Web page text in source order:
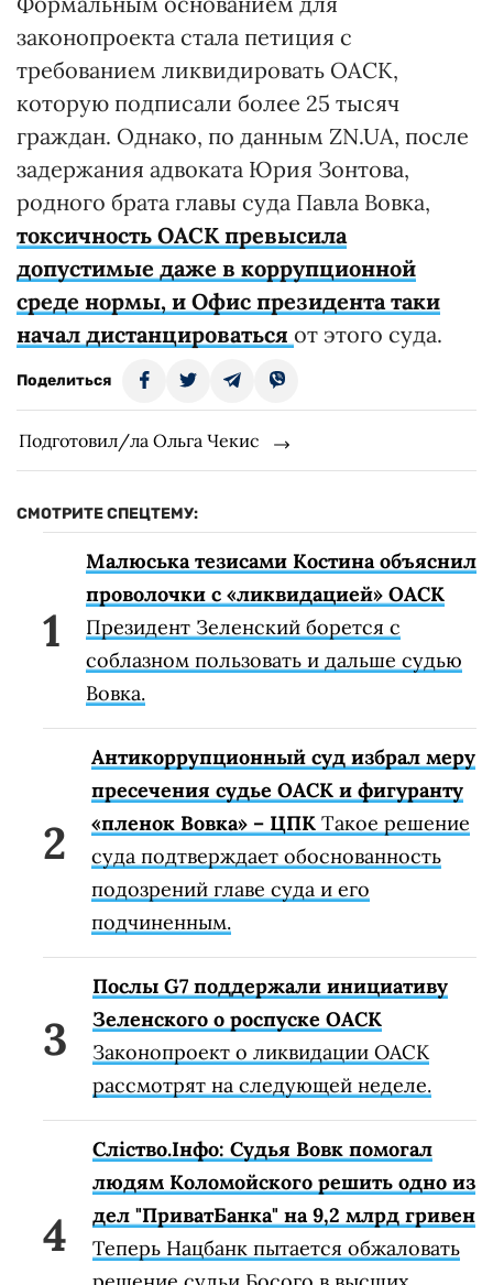
законопроекта стала петиция с
требованием ликвидировать ОАСК,
которую подписали более 25 тысяч
граждан. Однако, по данным ZN.UA, после
задержания адвоката Юрия Зонтова,
родного брата главы суда Павла Вовка,
токсичность ОАСК превысила
допустимые даже в коррупционной
среде нормы, и Офис президента таки
начал дистанцироваться от этого суда.
Поделиться
Подготовил/ла Ольга Чекис
СМОТРИТЕ СПЕЦТЕМУ:
Малюська тезисами Костина объяснил
проволочки с «ликвидацией» ОАСК
Президент Зеленский борется с
соблазном пользовать и дальше судью
Вовка.
Антикоррупционный суд избрал меру
пресечения судье ОАСК и фигуранту
«пленок Вовка» – ЦПК Такое решение
суда подтверждает обоснованность
подозрений главе суда и его
подчиненным.
Послы G7 поддержали инициативу
Зеленского о роспуске ОАСК
Законопроект о ликвидации ОАСК
рассмотрят на следующей неделе.
Сліство.Інфо: Судья Вовк помогал
людям Коломойского решить одно из
дел "ПриватБанка" на 9,2 млрд гривен
Теперь Нацбанк пытается обжаловать